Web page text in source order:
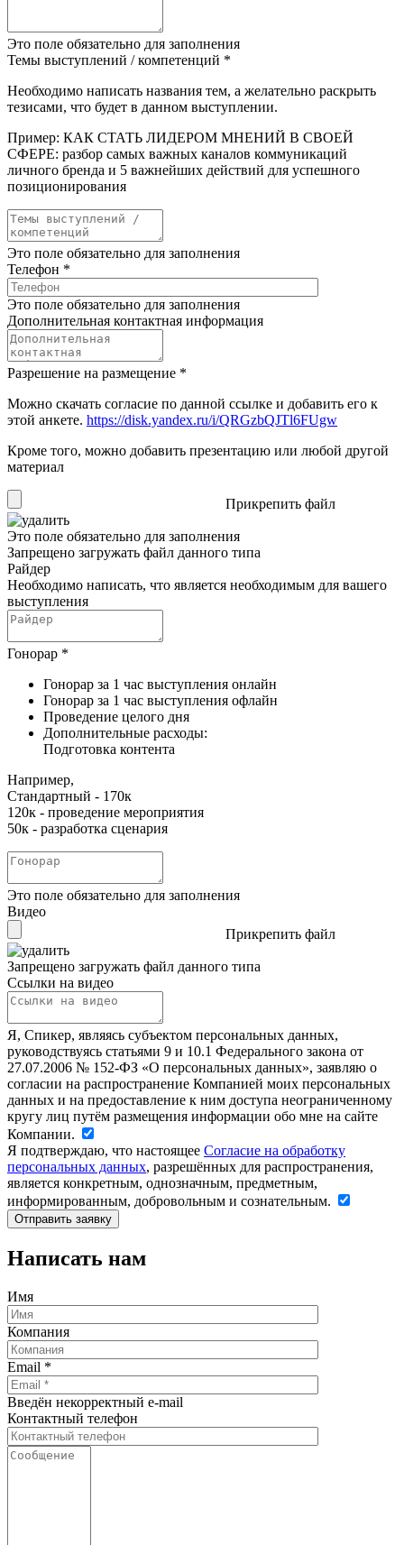
Это поле обязательно для заполнения
Темы выступлений / компетенций *
Необходимо написать названия тем, а желательно раскрыть
тезисами, что будет в данном выступлении.
Пример: КАК СТАТЬ ЛИДЕРОМ МНЕНИЙ В СВОЕЙ
СФЕРЕ: разбор самых важных каналов коммуникаций
личного бренда и 5 важнейших действий для успешного
позиционирования
Это поле обязательно для заполнения
Телефон *
Это поле обязательно для заполнения
Дополнительная контактная информация
Разрешение на размещение *
Можно скачать согласие по данной ссылке и добавить его к
этой анкете. https://disk.yandex.ru/i/QRGzbQJTl6FUgw
Кроме того, можно добавить презентацию или любой другой
материал
Прикрепить файл
Это поле обязательно для заполнения
Запрещено загружать файл данного типа
Райдер
Необходимо написать, что является необходимым для вашего
выступления
Гонорар *
Гонорар за 1 час выступления онлайн
Гонорар за 1 час выступления офлайн
Проведение целого дня
Дополнительные расходы:
Подготовка контента
Например,
Стандартный - 170к
120к - проведение мероприятия
50к - разработка сценария
Это поле обязательно для заполнения
Видео
Прикрепить файл
Запрещено загружать файл данного типа
Ссылки на видео
Я, Спикер, являясь субъектом персональных данных,
руководствуясь статьями 9 и 10.1 Федерального закона от
27.07.2006 № 152-ФЗ «О персональных данных», заявляю о
согласии на распространение Компанией моих персональных
данных и на предоставление к ним доступа неограниченному
кругу лиц путём размещения информации обо мне на сайте
Компании.
Я подтверждаю, что настоящее Согласие на обработку
персональных данных, разрешённых для распространения,
является конкретным, однозначным, предметным,
информированным, добровольным и сознательным.
Написать нам
Имя
Компания
Email *
Введён некорректный e-mail
Контактный телефон